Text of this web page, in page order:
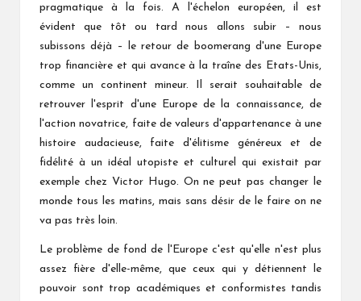
pragmatique à la fois. A l'échelon européen, il est
évident que tôt ou tard nous allons subir – nous
subissons déjà – le retour de boomerang d'une Europe
trop financière et qui avance à la traîne des Etats-Unis,
comme un continent mineur. Il serait souhaitable de
retrouver l'esprit d'une Europe de la connaissance, de
l'action novatrice, faite de valeurs d'appartenance à une
histoire audacieuse, faite d'élitisme généreux et de
fidélité à un idéal utopiste et culturel qui existait par
exemple chez Victor Hugo. On ne peut pas changer le
monde tous les matins, mais sans désir de le faire on ne
va pas très loin.
Le problème de fond de l'Europe c'est qu'elle n'est plus
assez fière d'elle-même, que ceux qui y détiennent le
pouvoir sont trop académiques et conformistes tandis